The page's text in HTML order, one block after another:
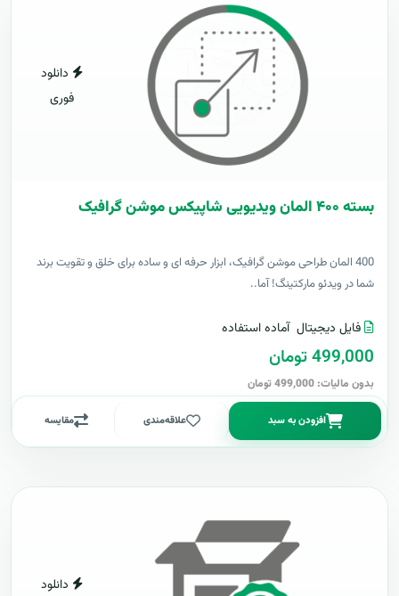
دانلود
فوری
بسته ۴۰۰ المان ویدیویی شاپیکس موشن گرافیک
400 المان طراحی موشن گرافیک، ابزار حرفه ای و ساده برای خلق و تقویت برند
شما در ویدئو مارکتینگ! آما..
فایل دیجیتال آماده استفاده
499,000 تومان
بدون مالیات: 499,000 تومان
افزودن به سبد علاقه‌مندی مقایسه
دانلود